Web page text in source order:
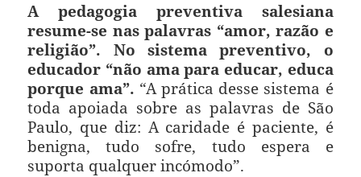
A pedagogia preventiva salesiana
resume-se nas palavras “amor, razão e
religião”. No sistema preventivo, o
educador “não ama para educar, educa
porque ama”. “A prática desse sistema é
toda apoiada sobre as palavras de São
Paulo, que diz: A caridade é paciente, é
benigna, tudo sofre, tudo espera e
suporta qualquer incómodo”.